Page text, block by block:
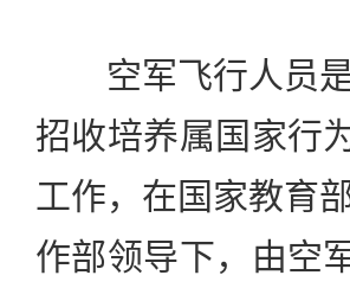
空军飞行人员是
招收培养属国家行
工作，在国家教育
作部领导下，由空